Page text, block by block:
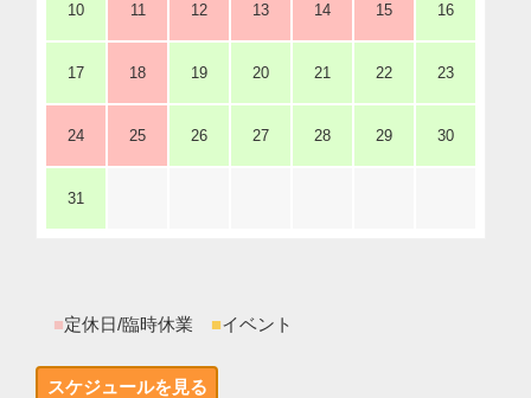
10 11 12 13 14 15 16
17 18 19 20 21 22 23
24 25 26 27 28 29 30
31
■定休日/臨時休業 ■イベント
スケジュールを見る